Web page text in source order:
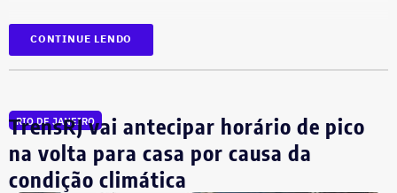
CONTINUE LENDO
RIO DE JANEIRO
TrensRJ vai antecipar horário de pico
na volta para casa por causa da
condição climática